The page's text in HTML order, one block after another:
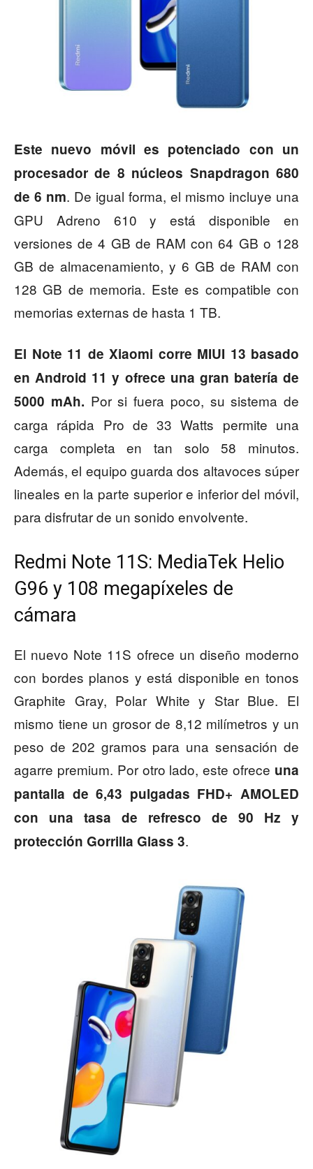
Este nuevo móvil es potenciado con un
procesador de 8 núcleos Snapdragon 680
de 6 nm. De igual forma, el mismo incluye una
GPU Adreno 610 y está disponible en
versiones de 4 GB de RAM con 64 GB o 128
GB de almacenamiento, y 6 GB de RAM con
128 GB de memoria. Este es compatible con
memorias externas de hasta 1 TB.
El Note 11 de Xiaomi corre MIUI 13 basado
en Android 11 y ofrece una gran batería de
5000 mAh. Por si fuera poco, su sistema de
carga rápida Pro de 33 Watts permite una
carga completa en tan solo 58 minutos.
Además, el equipo guarda dos altavoces súper
lineales en la parte superior e inferior del móvil,
para disfrutar de un sonido envolvente.
Redmi Note 11S: MediaTek Helio
G96 y 108 megapíxeles de
cámara
El nuevo Note 11S ofrece un diseño moderno
con bordes planos y está disponible en tonos
Graphite Gray, Polar White y Star Blue. El
mismo tiene un grosor de 8,12 milímetros y un
peso de 202 gramos para una sensación de
agarre premium. Por otro lado, este ofrece una
pantalla de 6,43 pulgadas FHD+ AMOLED
con una tasa de refresco de 90 Hz y
protección Gorrilla Glass 3.